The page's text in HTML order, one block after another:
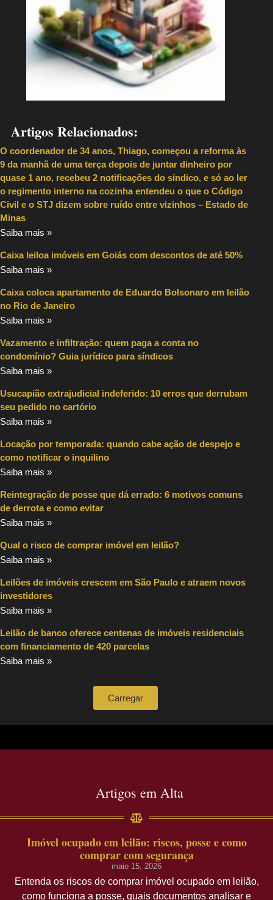
Artigos Relacionados:
O coordenador de 34 anos, Thiago, começou a reforma às
9 da manhã de uma terça depois de juntar dinheiro por
quase 1 ano, recebeu 2 notificações do síndico, e só ao ler
o regimento interno na cozinha entendeu o que o Código
Civil e o STJ dizem sobre ruído entre vizinhos – Estado de
Minas
Saiba mais »
Caixa leiloa imóveis em Goiás com descontos de até 50%
Saiba mais »
Caixa coloca apartamento de Eduardo Bolsonaro em leilão
no Rio de Janeiro
Saiba mais »
Vazamento e infiltração: quem paga a conta no
condomínio? Guia jurídico para síndicos
Saiba mais »
Usucapião extrajudicial indeferido: 10 erros que derrubam
seu pedido no cartório
Saiba mais »
Locação por temporada: quando cabe ação de despejo e
como notificar o inquilino
Saiba mais »
Reintegração de posse que dá errado: 6 motivos comuns
de derrota e como evitar
Saiba mais »
Qual o risco de comprar imóvel em leilão?
Saiba mais »
Leilões de imóveis crescem em São Paulo e atraem novos
investidores
Saiba mais »
Leilão de banco oferece centenas de imóveis residenciais
com financiamento de 420 parcelas
Saiba mais »
Carregar
Artigos em Alta
Imóvel ocupado em leilão: riscos, posse e como
comprar com segurança
maio 15, 2026
Entenda os riscos de comprar imóvel ocupado em leilão,
como funciona a posse, quais documentos analisar e